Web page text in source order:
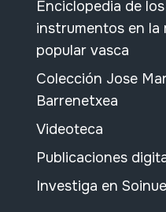
Enciclopedia de los
instrumentos en la
popular vasca
Colección Jose
Barrenetxea
Videoteca
Publicaciones
Investiga en